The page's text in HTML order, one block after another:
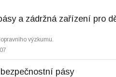
a zádržná zařízení pro
výzkumu.
pásy